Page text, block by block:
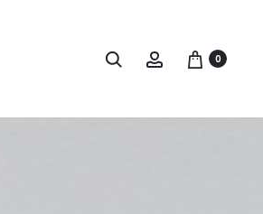
Buscar Account0